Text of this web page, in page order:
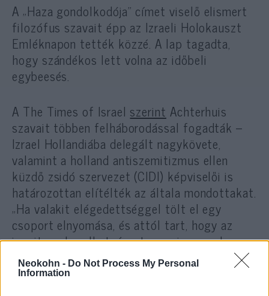
Neokohn - Do Not Process My Personal
Information
A „Haza gondolkodója” címet viselő elismert
filozófus szavait épp az Izraeli Holokauszt
Emléknapon tették közzé. A lap tagadta,
hogy szándékos lett volna az időbeli
egybeesés.
A The Times of Israel szerint Achterhuis
szavait többen felháborodással fogadták –
Izrael Hollandiába delegált nagykövete,
valamint a holland antiszemitizmus ellen
küzdő zsidó szervezet (CIDI) képviselői is
határozottan elítélték az általa mondottakat.
„Ha valakit elégedettséggel tölt el egy
csoport elnyomása, és attól tart, hogy az
jogait gyakorolhatná, azt rasszizmusnak
hívjuk” – írta a CIDI Twitter-oldalán.